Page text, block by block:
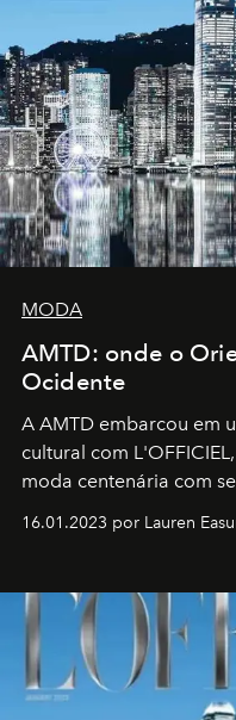
MODA
AMTD: onde o
Ocidente
A AMTD embarcou em
cultural com
moda centenária com
16.01.2023 por Lauren